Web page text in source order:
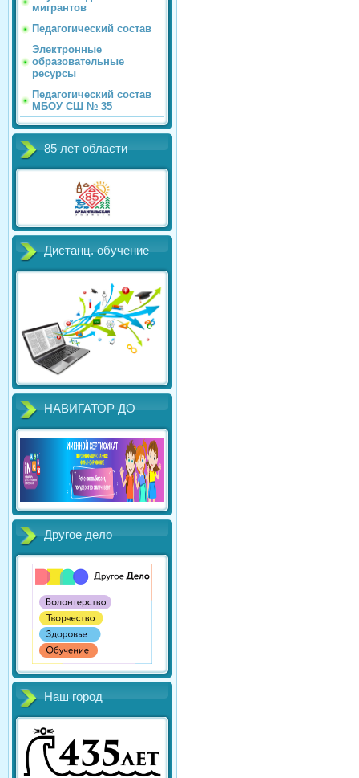
мигрантов
Педагогический состав
Электронные
образовательные
ресурсы
Педагогический состав
МБОУ СШ № 35
85 лет области
Дистанц. обучение
НАВИГАТОР ДО
Другое дело
Наш город